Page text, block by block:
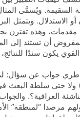
السقيمة. ويُسمَّى
أو الاستدلال. ويتمثل
وهذه تقترن
أن تستند إلى
يكون سندًا
جواب عن سؤال:
حتى سلطة البعث
العراقية؟.
مرصدا “لمنطقة”